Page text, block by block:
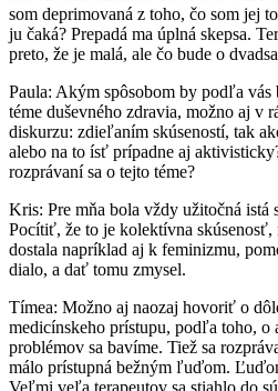
som deprimovaná z toho, čo som jej
ju čaká? Prepadá ma úplná skepsa.
preto, že je malá, ale čo bude o
Paula: Akým spôsobom by podľa
téme duševného zdravia, možno aj v
diskurzu: zdieľaním skúseností, tak
alebo na to ísť prípadne aj
rozprávaní sa o tejto téme?
Kris: Pre mňa bola vždy užitočná istá
Pocítiť, že to je kolektívna skúsenosť,
dostala napríklad aj k feminizmu,
dialo, a dať tomu zmysel.
Tímea: Možno aj naozaj hovoriť o
medicínskeho prístupu, podľa toho, o
problémov sa bavíme. Tiež sa
málo prístupná bežným ľuďom.
Veľmi veľa terapeutov sa stiahlo do